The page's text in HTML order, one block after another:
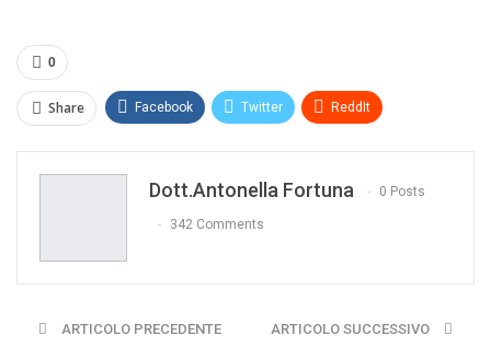
0
Share Facebook Twitter ReddIt
Dott.Antonella Fortuna 0 Posts
342 Comments
ARTICOLO PRECEDENTE ARTICOLO SUCCESSIVO